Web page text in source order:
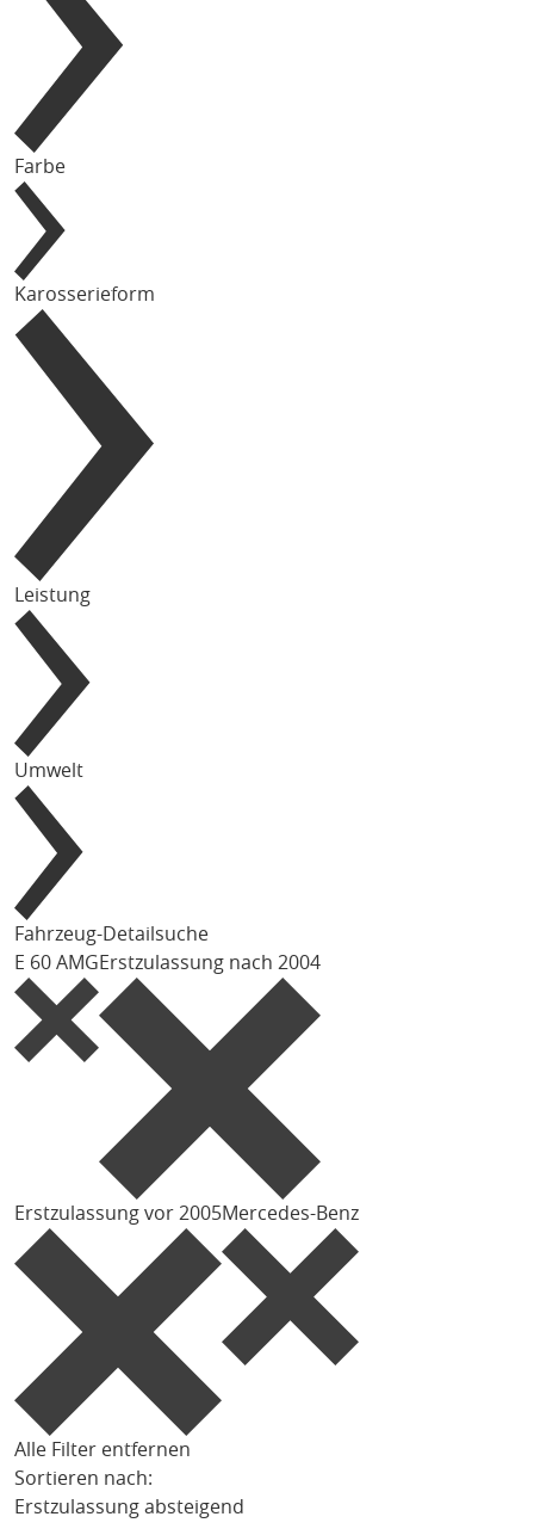
Farbe
Karosserieform
Leistung
Umwelt
Fahrzeug-Detailsuche
E 60 AMGErstzulassung nach 2004
Erstzulassung vor 2005Mercedes-Benz
Alle Filter entfernen
Sortieren nach:
Erstzulassung absteigend